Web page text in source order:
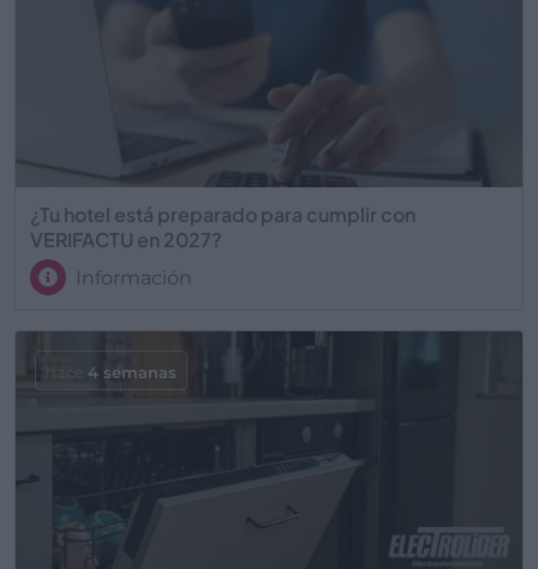
¿Tu hotel está preparado para cumplir con
VERIFACTU en 2027?
Información
4 semanas